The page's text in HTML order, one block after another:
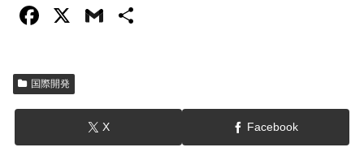
F
c
e
o
X
G
国際開発
X Facebook